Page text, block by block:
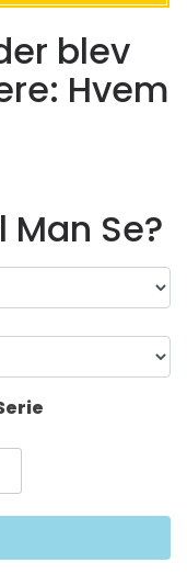
blev
Hvem
Man Se?